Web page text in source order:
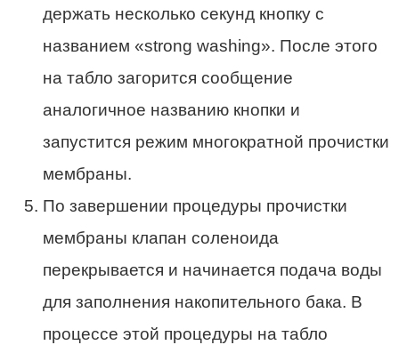
держать несколько секунд кнопку с
названием «strong washing». После этого
на табло загорится сообщение
аналогичное названию кнопки и
запустится режим многократной прочистки
мембраны.
По завершении процедуры прочистки
мембраны клапан соленоида
перекрывается и начинается подача воды
для заполнения накопительного бака. В
процессе этой процедуры на табло